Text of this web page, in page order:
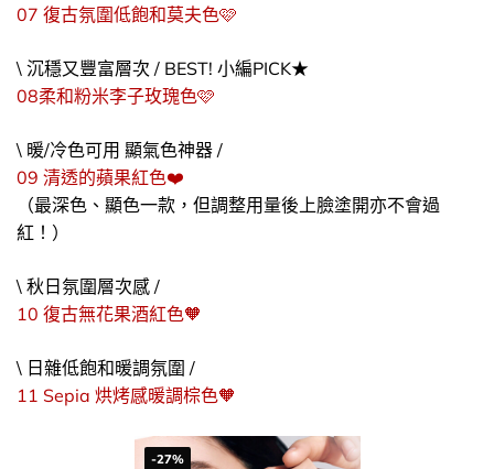
07 復古氛圍低飽和莫夫色🩷​
\ 沉穩又豐富層次 / BEST! 小編PICK★
08柔和粉米李子玫瑰色🩷​
\ 暖/冷色可用 顯氣色神器 /
09 清透的蘋果紅色❤️​
（最深色、顯色一款，但調整用量後上臉塗開亦不會過
紅！）
\ 秋日氛圍層次感 /
10 復古無花果酒紅色🧡
\ 日雜低飽和暖調氛圍 /
11 Sepia 烘烤感暖調棕色🧡
-27%